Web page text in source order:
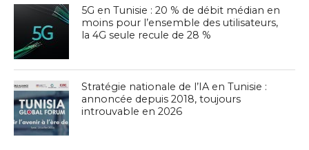
5G en Tunisie : 20 % de débit médian en
moins pour l’ensemble des utilisateurs,
la 4G seule recule de 28 %
Stratégie nationale de l’IA en Tunisie :
annoncée depuis 2018, toujours
introuvable en 2026